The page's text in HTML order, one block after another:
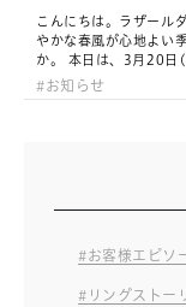
こんにちは。ラザール
やかな春風が心地よい
か。 本日は、3月20日
お知らせ
お客様エピソ
リングストー